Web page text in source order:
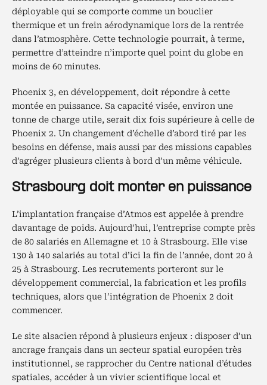
déployable qui se comporte comme un bouclier
thermique et un frein aérodynamique lors de la rentrée
dans l’atmosphère. Cette technologie pourrait, à terme,
permettre d’atteindre n’importe quel point du globe en
moins de 60 minutes.
Phoenix 3, en développement, doit répondre à cette
montée en puissance. Sa capacité visée, environ une
tonne de charge utile, serait dix fois supérieure à celle de
Phoenix 2. Un changement d’échelle d’abord tiré par les
besoins en défense, mais aussi par des missions capables
d’agréger plusieurs clients à bord d’un même véhicule.
Strasbourg doit monter en puissance
L’implantation française d’Atmos est appelée à prendre
davantage de poids. Aujourd’hui, l’entreprise compte près
de 80 salariés en Allemagne et 10 à Strasbourg. Elle vise
130 à 140 salariés au total d’ici la fin de l’année, dont 20 à
25 à Strasbourg. Les recrutements porteront sur le
développement commercial, la fabrication et les profils
techniques, alors que l’intégration de Phoenix 2 doit
commencer.
Le site alsacien répond à plusieurs enjeux : disposer d’un
ancrage français dans un secteur spatial européen très
institutionnel, se rapprocher du Centre national d’études
spatiales, accéder à un vivier scientifique local et